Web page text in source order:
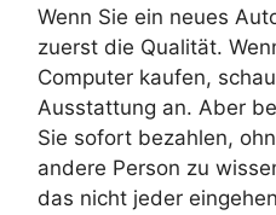
Wenn Sie ein neues
zuerst die Qualität.
Computer kaufen,
Ausstattung an. Aber
Sie sofort bezahlen,
andere Person zu
das nicht jeder